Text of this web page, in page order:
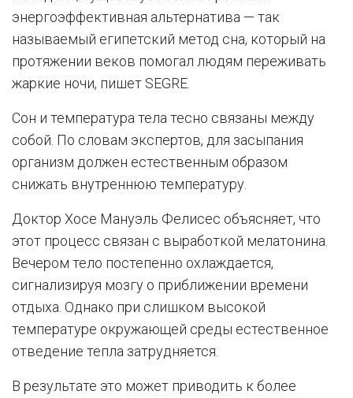
энергоэффективная альтернатива — так
называемый египетский метод сна, который на
протяжении веков помогал людям переживать
жаркие ночи, пишет SEGRE.
Сон и температура тела тесно связаны между
собой. По словам экспертов, для засыпания
организм должен естественным образом
снижать внутреннюю температуру.
Доктор Хосе Мануэль Фелисес объясняет, что
этот процесс связан с выработкой мелатонина.
Вечером тело постепенно охлаждается,
сигнализируя мозгу о приближении времени
отдыха. Однако при слишком высокой
температуре окружающей среды естественное
отведение тепла затрудняется.
В результате это может приводить к более